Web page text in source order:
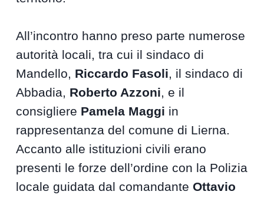
All’incontro hanno preso parte numerose
autorità locali, tra cui il sindaco di
Mandello, Riccardo Fasoli, il sindaco di
Abbadia, Roberto Azzoni, e il
consigliere Pamela Maggi in
rappresentanza del comune di Lierna.
Accanto alle istituzioni civili erano
presenti le forze dell’ordine con la Polizia
locale guidata dal comandanteOttavio